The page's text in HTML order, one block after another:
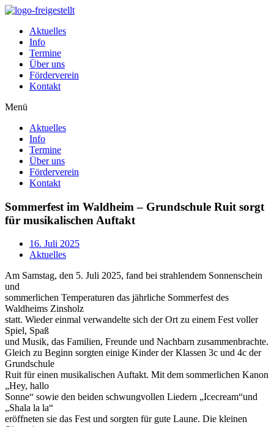
Zum
wechselnAktuelles
Info
Termine
Über uns
Förderverein
Kontakt
Menü
Aktuelles
Info
Termine
Über uns
Förderverein
Kontakt
Sommerfest im Waldheim – Grundschule Ruit sorgt
für musikalischen Auftakt
16. Juli 2025
Aktuelles
Am Samstag, den 5. Juli 2025, fand bei strahlendem Sonnenschein
und
sommerlichen Temperaturen das jährliche Sommerfest des
Waldheims Zinsholz
statt. Wieder einmal verwandelte sich der Ort zu einem Fest voller
Spiel, Spaß
und Musik, das Familien, Freunde und Nachbarn zusammenbrachte.
Gleich zu Beginn sorgten einige Kinder der Klassen 3c und 4c der
Grundschule
Ruit für einen musikalischen Auftakt. Mit dem sommerlichen Kanon
„Hey, hallo
Sonne“ sowie den beiden schwungvollen Liedern „Icecream“und
„Shala la la“
eröffneten sie das Fest und sorgten für gute Laune. Die kleinen